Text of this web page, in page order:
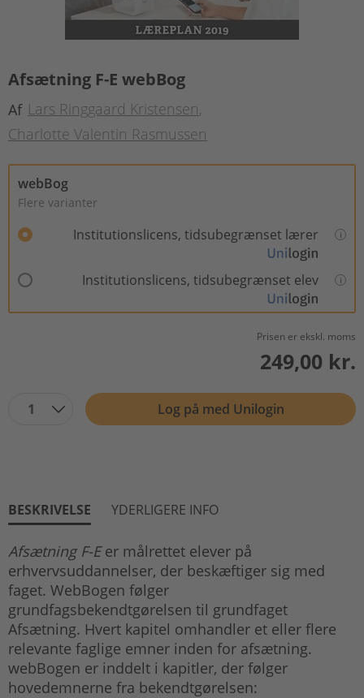
Afsætning F-E webBog
Af Lars Ringgaard Kristensen
Charlotte Valentin Rasmussen
webBog
Flere varianter
Institutionslicens, tidsubegrænset lærer
Institutionslicens, tidsubegrænset elev
Prisen er ekskl. moms
249,00 kr.
1 Log på med Unilogin
BESKRIVELSE YDERLIGERE INFO
Afsætning F-Eer målrettet elever på
erhvervsuddannelser, der beskæftiger sig med
faget. WebBogen følger
grundfagsbekendtgørelsen til grundfaget
Afsætning. Hvert kapitel omhandler et eller flere
relevante faglige emner inden for afsætning.
webBogen er inddelt i kapitler, der følger
hovedemnerne fra bekendtgørelsen: